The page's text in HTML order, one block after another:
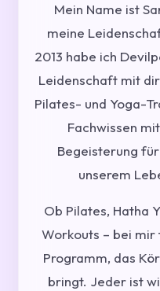
Mein Name ist
meine
2013 habe ich
Leidenschaft mit
Pilates- und Yoga-
Fachwissen
Begeisterung
unserem
Ob Pilates, Hatha
Workouts – bei
Programm, das
bringt. Jeder ist